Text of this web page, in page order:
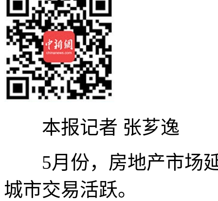
本报记者 张芗逸
5月份，房地产市场延
城市交易活跃。